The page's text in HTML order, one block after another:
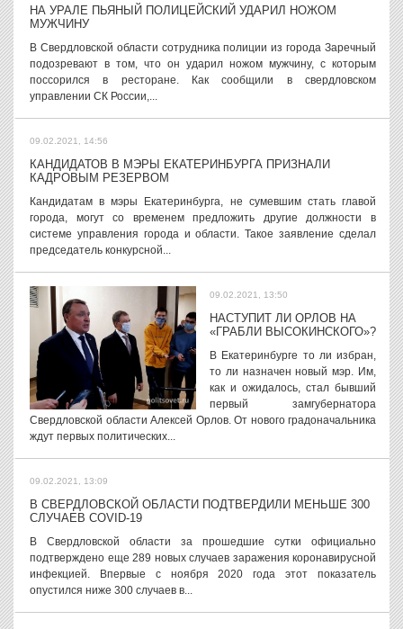
НА УРАЛЕ ПЬЯНЫЙ ПОЛИЦЕЙСКИЙ УДАРИЛ НОЖОМ
МУЖЧИНУ
В Свердловской области сотрудника полиции из города Заречный
подозревают в том, что он ударил ножом мужчину, с которым
поссорился в ресторане. Как сообщили в свердловском
управлении СК России,...
09.02.2021, 14:56
КАНДИДАТОВ В МЭРЫ ЕКАТЕРИНБУРГА ПРИЗНАЛИ
КАДРОВЫМ РЕЗЕРВОМ
Кандидатам в мэры Екатеринбурга, не сумевшим стать главой
города, могут со временем предложить другие должности в
системе управления города и области. Такое заявление сделал
председатель конкурсной...
09.02.2021, 13:50
НАСТУПИТ ЛИ ОРЛОВ НА
«ГРАБЛИ ВЫСОКИНСКОГО»?
В Екатеринбурге то ли избран,
то ли назначен новый мэр. Им,
как и ожидалось, стал бывший
первый замгубернатора
Свердловской области Алексей Орлов. От нового градоначальника
ждут первых политических...
09.02.2021, 13:09
В СВЕРДЛОВСКОЙ ОБЛАСТИ ПОДТВЕРДИЛИ МЕНЬШЕ 300
СЛУЧАЕВ COVID-19
В Свердловской области за прошедшие сутки официально
подтверждено еще 289 новых случаев заражения коронавирусной
инфекцией. Впервые с ноября 2020 года этот показатель
опустился ниже 300 случаев в...